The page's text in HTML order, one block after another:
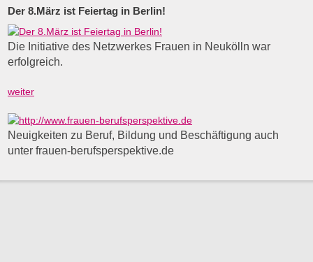
Der 8.März ist Feiertag in Berlin!
Die Initiative des Netzwerkes Frauen in Neukölln war
erfolgreich.
weiter
Neuigkeiten zu Beruf, Bildung und Beschäftigung auch
unter frauen-berufsperspektive.de